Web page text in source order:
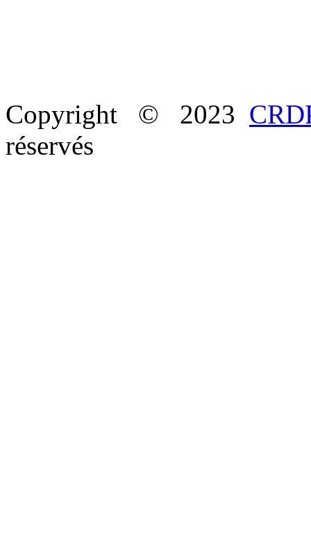
Copyright © 2023
réservés